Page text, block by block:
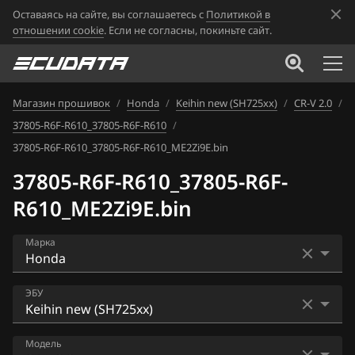
Оставаясь на сайте, вы соглашаетесь с Политикой в
отношении cookie. Если не согласны, покиньте сайт.
Магазин прошивок / Honda / Keihin new (SH725xx) / CR-V 2.0 /
37805-R6F-R610_37805-R6F-R610 /
37805-R6F-R610_37805-R6F-R610_ME2Zi9E.bin
37805-R6F-R610_37805-R6F-
R610_ME2Zi9E.bin
Марка
Acura
Alfa Romeo
ЭБУ
Bosch EDC17C58
Модель